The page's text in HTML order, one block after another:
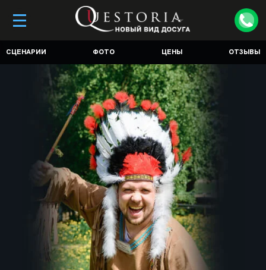
СЦЕНАРИИ ФОТО ЦЕНЫ ОТЗЫВЫ